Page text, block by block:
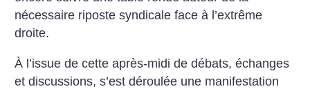
nécessaire riposte syndicale face à l’extrême
droite.
À l’issue de cette après-midi de débats, échanges
et discussions, s’est déroulée une manifestation